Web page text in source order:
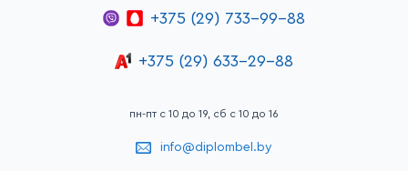
+375 (29) 733-99-88
+375 (29) 633-29-88
пн-пт с 10 до 19, сб с 10 до 16
info@diplombel.by